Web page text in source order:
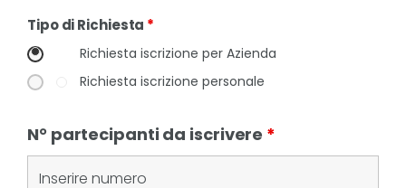
Tipo di Richiesta *
Richiesta iscrizione per Azienda
Richiesta iscrizione personale
N° partecipanti da iscrivere *